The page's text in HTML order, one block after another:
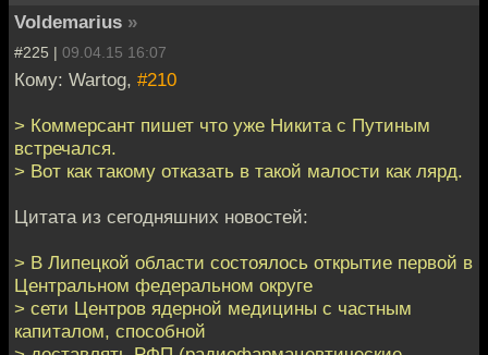
Voldemarius »
#225 | 09.04.15 16:07
Кому: Wartog, #210
> Коммерсант пишет что уже Никита с Путиным
встречался.
> Вот как такому отказать в такой малости как лярд.
Цитата из сегодняшних новостей:
> В Липецкой области состоялось открытие первой в
Центральном федеральном округе
> сети Центров ядерной медицины с частным
капиталом, способной